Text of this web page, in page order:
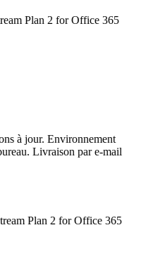
Plan 2 for Office 365
à jour. Environnement
Livraison par e-mail
Plan 2 for Office 365